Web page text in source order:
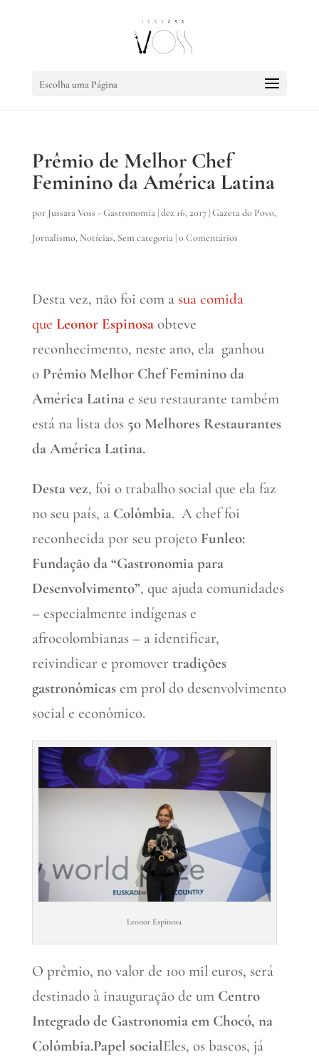
Escolha uma Página
Prêmio de Melhor Chef
Feminino da América Latina
por Jussara Voss - Gastronomia|dez 16, 2017|Gazeta do Povo,
Jornalismo, Notícias, Sem categoria|0 Comentários
Desta vez, não foi com a sua comida
que Leonor Espinosaobteve
reconhecimento, neste ano, ela ganhou
o Prêmio Melhor Chef Feminino da
América Latinae seu restaurante também
está na lista dos 50 Melhores Restaurantes
da América Latina.
Desta vez, foi o trabalho social que ela faz
no seu país, a Colômbia. A chef foi
reconhecida por seu projeto Funleo:
Fundação da “Gastronomia para
Desenvolvimento”, que ajuda comunidades
– especialmente indígenas e
afrocolombianas – a identificar,
reivindicar e promover tradições
gastronômicasem prol do desenvolvimento
social e econômico.
Leonor Espinosa
O prêmio, no valor de 100 mil euros, será
destinado à inauguração de um Centro
Integrado de Gastronomia em Chocó, na
Colômbia.Papel socialEles, os bascos, já